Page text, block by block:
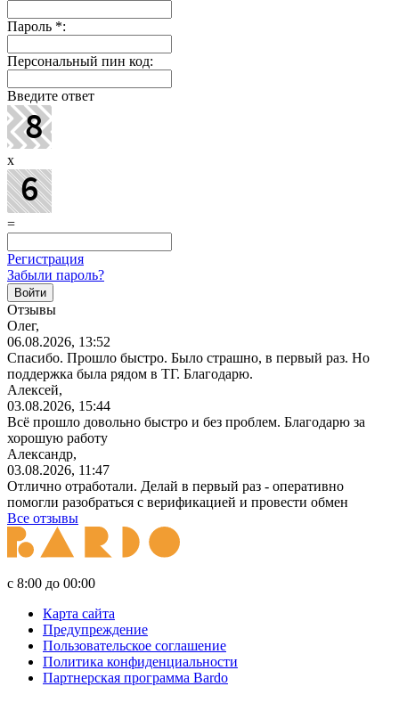
Пароль *:
Персональный пин код:
Введите ответ
x
=
Регистрация
Забыли пароль?
Отзывы
Олег,
06.08.2026, 13:52
Спасибо. Прошло быстро. Было страшно, в первый раз. Но
поддержка была рядом в ТГ. Благодарю.
Алексей,
03.08.2026, 15:44
Всё прошло довольно быстро и без проблем. Благодарю за
хорошую работу
Александр,
03.08.2026, 11:47
Отлично отработали. Делай в первый раз - оперативно
помогли разобраться с верификацией и провести обмен
Все отзывы
с 8:00 до 00:00
Карта сайта
Предупреждение
Пользовательское соглашение
Политика конфиденциальности
Партнерская программа Bardo